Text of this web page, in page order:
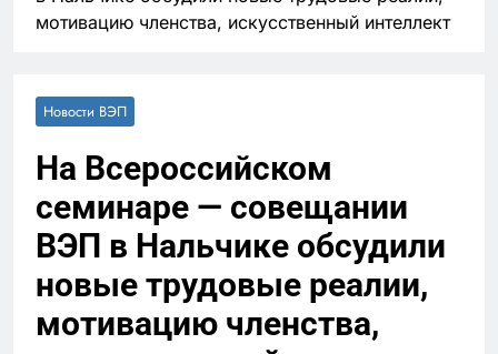
мотивацию членства, искусственный интеллект
Новости ВЭП
На Всероссийском
семинаре — совещании
ВЭП в Нальчике обсудили
новые трудовые реалии,
мотивацию членства,